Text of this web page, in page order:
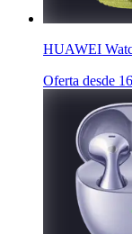
HUAWEI
Oferta desde